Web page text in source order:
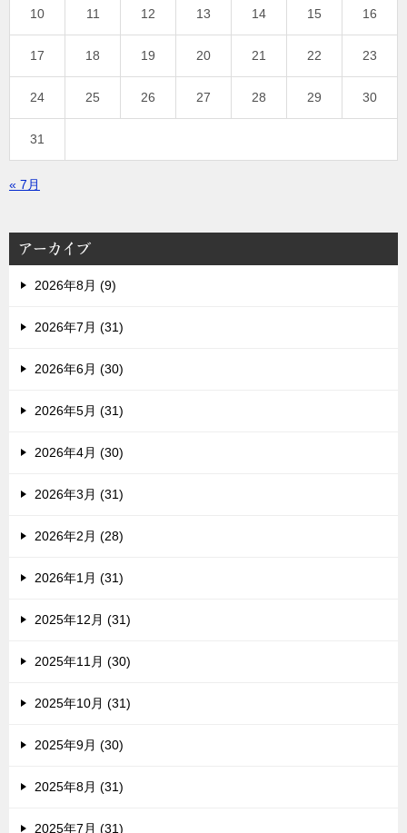
10 11 12 13 14 15 16
17 18 19 20 21 22 23
24 25 26 27 28 29 30
31
« 7月
アーカイブ
2026年8月 (9)
2026年7月 (31)
2026年6月 (30)
2026年5月 (31)
2026年4月 (30)
2026年3月 (31)
2026年2月 (28)
2026年1月 (31)
2025年12月 (31)
2025年11月 (30)
2025年10月 (31)
2025年9月 (30)
2025年8月 (31)
2025年7月 (31)